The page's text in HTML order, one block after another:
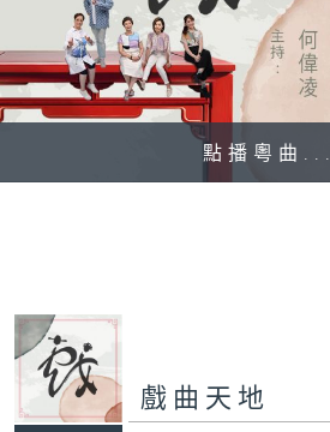
點播粵曲...
戲曲天地